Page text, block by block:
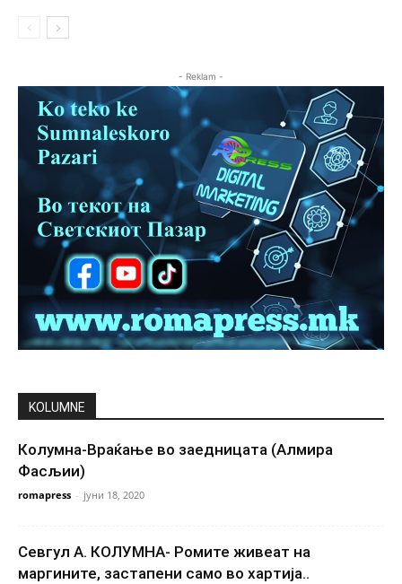
- Reklam -
KOLUMNE
Колумна-Враќање во заедницата (Алмира
Фасљии)
romapress - јуни 18, 2020
Севгул А. КОЛУМНА- Ромите живеат на
маргините, застапени само во хартија..